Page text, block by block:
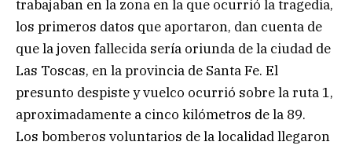
trabajaban en la zona en la que ocurrió la tragedia,
los primeros datos que aportaron, dan cuenta de
que la joven fallecida sería oriunda de la ciudad de
Las Toscas, en la provincia de Santa Fe. El
presunto despiste y vuelco ocurrió sobre la ruta 1,
aproximadamente a cinco kilómetros de la 89.
Los bomberos voluntarios de la localidad llegaron